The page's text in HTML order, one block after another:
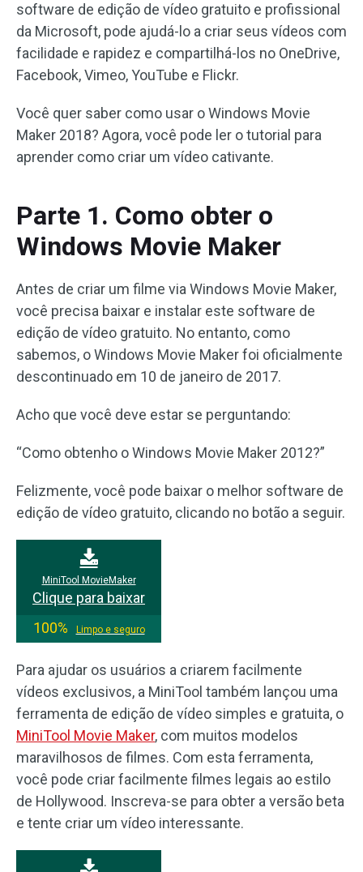
software de edição de vídeo gratuito e profissional
da Microsoft, pode ajudá-lo a criar seus vídeos com
facilidade e rapidez e compartilhá-los no OneDrive,
Facebook, Vimeo, YouTube e Flickr.
Você quer saber como usar o Windows Movie
Maker 2018? Agora, você pode ler o tutorial para
aprender como criar um vídeo cativante.
Parte 1. Como obter o
Windows Movie Maker
Antes de criar um filme via Windows Movie Maker,
você precisa baixar e instalar este software de
edição de vídeo gratuito. No entanto, como
sabemos, o Windows Movie Maker foi oficialmente
descontinuado em 10 de janeiro de 2017.
Acho que você deve estar se perguntando:
“Como obtenho o Windows Movie Maker 2012?”
Felizmente, você pode baixar o melhor software de
edição de vídeo gratuito, clicando no botão a seguir.
MiniTool MovieMaker
Clique para baixar
100%
Limpo e seguro
Para ajudar os usuários a criarem facilmente
vídeos exclusivos, a MiniTool também lançou uma
ferramenta de edição de vídeo simples e gratuita, o
MiniTool Movie Maker, com muitos modelos
maravilhosos de filmes. Com esta ferramenta,
você pode criar facilmente filmes legais ao estilo
de Hollywood. Inscreva-se para obter a versão beta
e tente criar um vídeo interessante.